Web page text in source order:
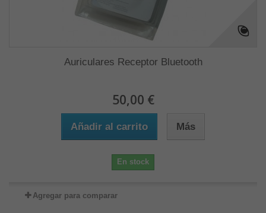
Auriculares Receptor Bluetooth
50,00 €
Añadir al carrito Más
En stock
Agregar para comparar